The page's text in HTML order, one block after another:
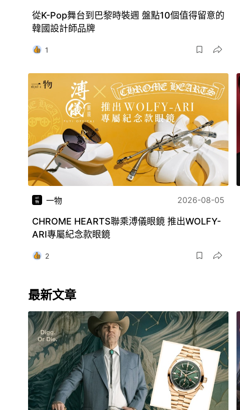
從K-Pop舞台到巴黎時裝週 盤點10個值得留意的
韓國設計師品牌
1
一物 2026-08-05
CHROME HEARTS聯乘溥儀眼鏡 推出WOLFY-
ARI專屬紀念款眼鏡
2
最新文章